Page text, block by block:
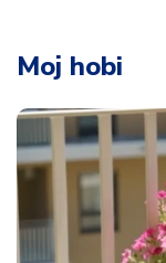
Moj hobi